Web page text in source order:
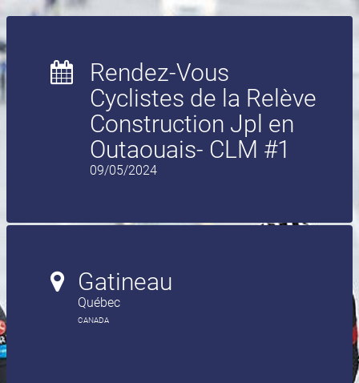
Rendez-Vous
Cyclistes de la Relève
Construction Jpl en
Outaouais- CLM #1
09/05/2024
Gatineau
Québec
CANADA